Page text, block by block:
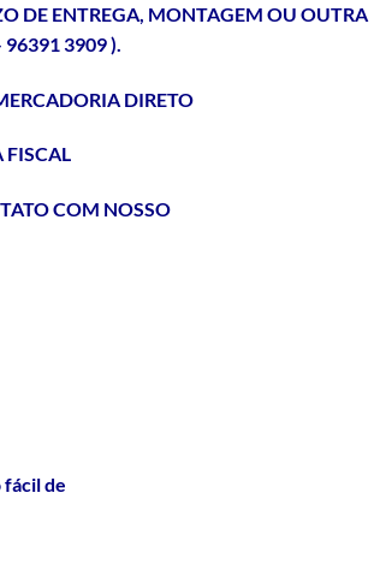
DE ENTREGA, MONTAGEM OU OUTRA
3909 ).
DIRETO
FISCAL
COM NOSSO
fácil de